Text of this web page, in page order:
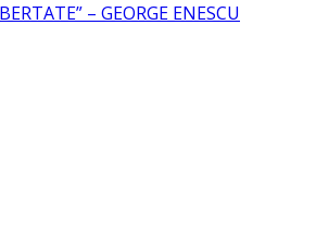
– GEORGE ENESCU